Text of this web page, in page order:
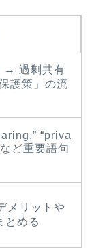
→ 過剰共有
護策」の流
“priva
ど重要語句
メリットや
とめる